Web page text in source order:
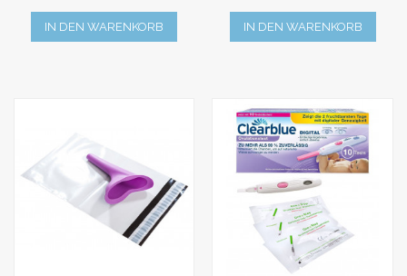
IN DEN WARENKORB IN DEN WARENKORB